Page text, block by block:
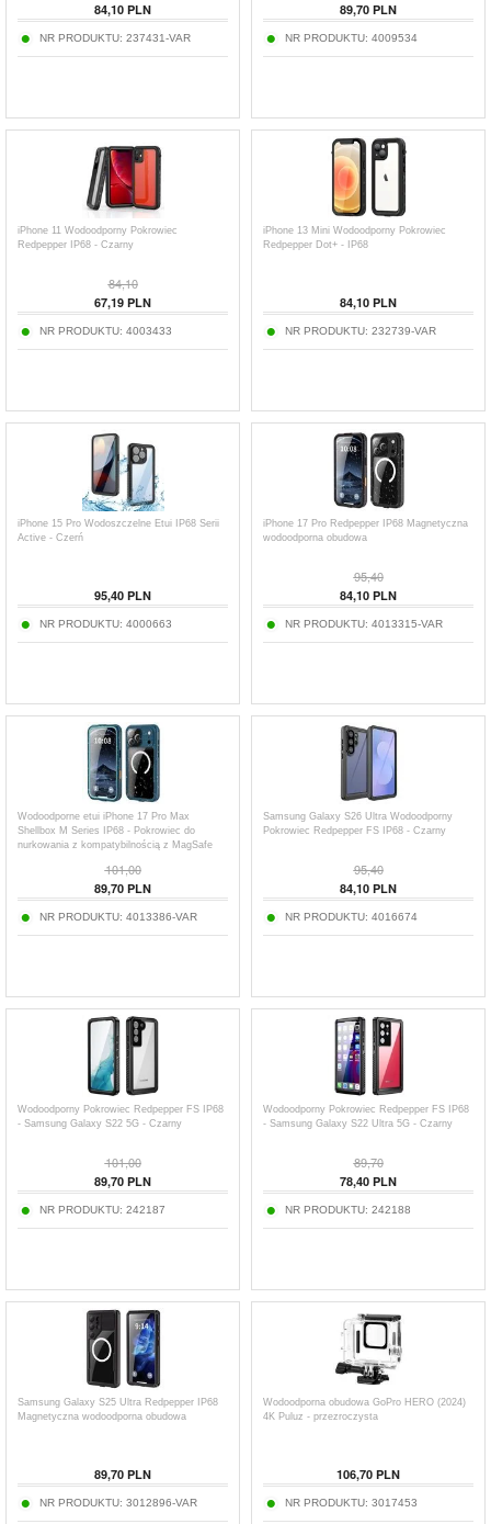
84,10 PLN
NR PRODUKTU: 237431-VAR
89,70 PLN
NR PRODUKTU: 4009534
iPhone 11 Wodoodporny Pokrowiec
Redpepper IP68 - Czarny
84,10
67,19 PLN
NR PRODUKTU: 4003433
iPhone 13 Mini Wodoodporny Pokrowiec
Redpepper Dot+ - IP68
84,10 PLN
NR PRODUKTU: 232739-VAR
iPhone 15 Pro Wodoszczelne Etui IP68 Serii
Active - Czerń
95,40 PLN
NR PRODUKTU: 4000663
iPhone 17 Pro Redpepper IP68 Magnetyczna
wodoodporna obudowa
95,40
84,10 PLN
NR PRODUKTU: 4013315-VAR
Wodoodporne etui iPhone 17 Pro Max
Shellbox M Series IP68 - Pokrowiec do
nurkowania z kompatybilnością z MagSafe
101,00
89,70 PLN
NR PRODUKTU: 4013386-VAR
Samsung Galaxy S26 Ultra Wodoodporny
Pokrowiec Redpepper FS IP68 - Czarny
95,40
84,10 PLN
NR PRODUKTU: 4016674
Wodoodporny Pokrowiec Redpepper FS IP68
- Samsung Galaxy S22 5G - Czarny
101,00
89,70 PLN
NR PRODUKTU: 242187
Wodoodporny Pokrowiec Redpepper FS IP68
- Samsung Galaxy S22 Ultra 5G - Czarny
89,70
78,40 PLN
NR PRODUKTU: 242188
Samsung Galaxy S25 Ultra Redpepper IP68
Magnetyczna wodoodporna obudowa
89,70 PLN
NR PRODUKTU: 3012896-VAR
Wodoodporna obudowa GoPro HERO (2024)
4K Puluz - przezroczysta
106,70 PLN
NR PRODUKTU: 3017453